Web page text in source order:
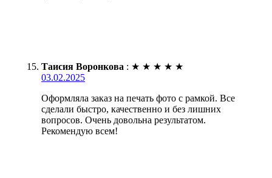
Таисия Воронкова : ★ ★ ★ ★ ★
03.02.2025
Оформляла заказ на печать фото с рамкой. Все
сделали быстро, качественно и без лишних
вопросов. Очень довольна результатом.
Рекомендую всем!